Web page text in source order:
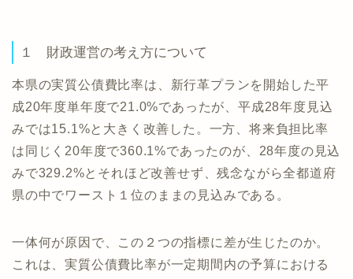
１ 財政運営の考え方について
本県の実質公債費比率は、新行革プランを開始した平
成20年度単年度で21.0%であったが、平成28年度見込
みでは15.1%と大きく改善した。一方、将来負担比率
は同じく20年度で360.1%であったのが、28年度の見込
みで329.2%とそれほど改善せず、残念ながら全都道府
県の中でワースト１位のままの見込みである。
一体何が原因で、この２つの指標に差が生じたのか。
これは、実質公債費比率が一定期間内の予算における